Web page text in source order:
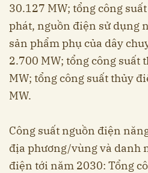
30.127 MW; tổng công
phát, nguồn điện sử dụng
sản phẩm phụ của dây
2.700 MW; tổng công suất
MW; tổng công suất thủy
MW.
Công suất nguồn điện
địa phương/vùng và danh
điện tới năm 2030: Tổng